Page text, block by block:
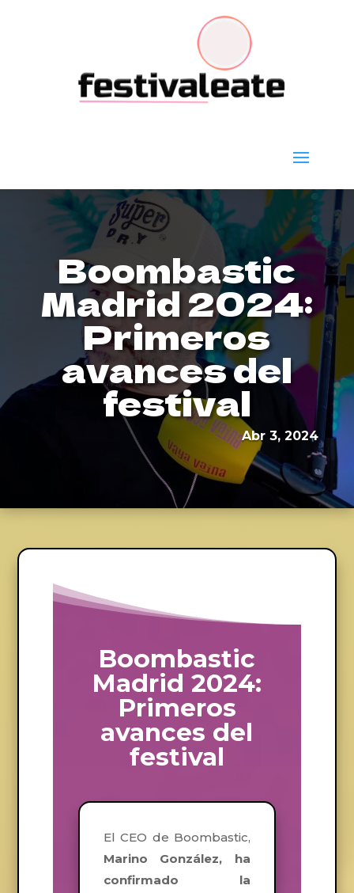
Boombastic
Madrid 2024:
Primeros
avances del
festival
Abr 3, 2024
Boombastic
Madrid 2024:
Primeros
avances del
festival
El CEO de Boombastic,
Marino González, ha
confirmado la